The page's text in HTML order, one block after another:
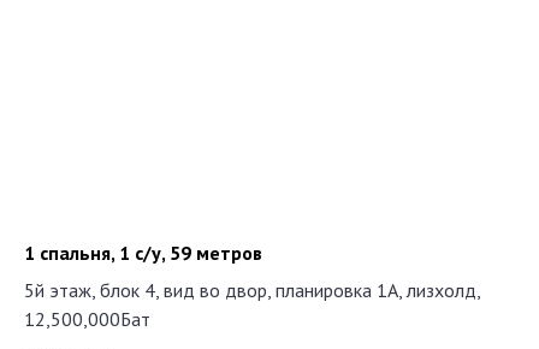
1 спальня, 1 с/у, 59 метров
5й этаж, блок 4, вид во двор, планировка 1А, лизхолд,
12,500,000Бат